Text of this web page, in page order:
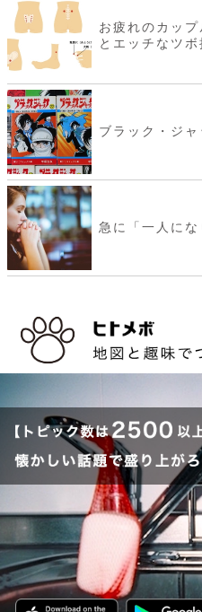
お疲れのカッ
とエッチなツボ
ブラック・ジ
急に「一人に